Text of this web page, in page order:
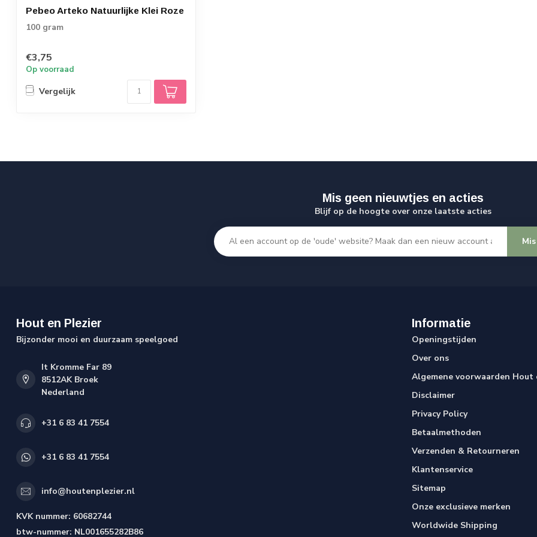
Pebeo Arteko Natuurlijke Klei Roze
100 gram
€3,75
Op voorraad
Vergelijk
Mis geen nieuwtjes en acties
Blijf op de hoogte over onze laatste acties
Hout en Plezier
Bijzonder mooi en duurzaam speelgoed
It Kromme Far 89
8512AK Broek
Nederland
+31 6 83 41 7554
+31 6 83 41 7554
info@houtenplezier.nl
KVK nummer: 60682744
btw-nummer: NL001655282B86
Informatie
Openingstijden
Over ons
Algemene voorwaarden Hout
Disclaimer
Privacy Policy
Betaalmethoden
Verzenden & Retourneren
Klantenservice
Sitemap
Onze exclusieve merken
Worldwide Shipping